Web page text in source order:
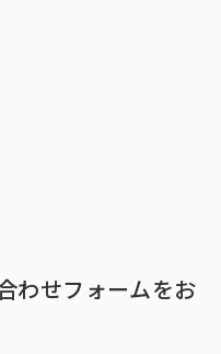
わせフォームをお